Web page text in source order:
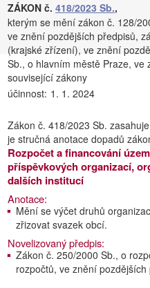
ZÁKON č. 418/2023 Sb.,
kterým se mění zákon č. 128/
ve znění pozdějších předpisů,
(krajské zřízení), ve znění
Sb., o hlavním městě Praze,
související zákony
účinnost: 1. 1. 2024
Zákon č. 418/2023 Sb.
je stručná anotace dopadů
Rozpočet a financování
příspěvkových organizací,
dalších institucí
Anotace:
Mění se výčet druhů
zřizovat svazek obcí.
Novelizovaný předpis:
Zákon č. 250/2000 Sb., o
rozpočtů, ve znění pozdějších